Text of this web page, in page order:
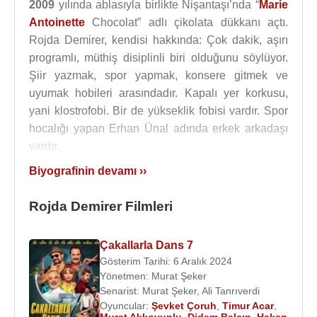
2009 yılında ablasıyla birlikte Nişantaşı’nda “Marie
Antoinette Chocolat” adlı çikolata dükkanı açtı.
Rojda Demirer, kendisi hakkında: Çok dakik, aşırı
programlı, müthiş disiplinli biri olduğunu söylüyor.
Şiir yazmak, spor yapmak, konsere gitmek ve
uyumak hobileri arasındadır. Kapalı yer korkusu,
yani klostrofobi. Bir de yükseklik fobisi vardır. Spor
hocalığı yapan Erhan Ünal adında erkek arkadaşı
vardır.
2010yılında “Geniş Aile
davetiyle kabul edip oynadığı “
dizideİlker İnanoğlu Berk Oktay , Hande Soral
beraber başrolde oldu.
Ödülleri:
Biyografinin devamı ››
Rojda Demirer Filmleri
Çakallarla Dans 7
Gösterim Tarihi: 6 Aralık 2024
Yönetmen: Murat Şeker
Senarist: Murat Şeker, Ali Tanrıverdi
Oyuncular: Şevket Çoruh Timur Acar,